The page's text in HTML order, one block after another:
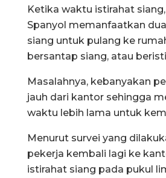
Ketika waktu istirahat
Spanyol memanfaatkan
siang untuk pulang ke
bersantap siang, atau
Masalahnya, kebanyakan
jauh dari kantor sehingga
waktu lebih lama untuk
Menurut survei yang
pekerja kembali lagi ke
istirahat siang pada pukul